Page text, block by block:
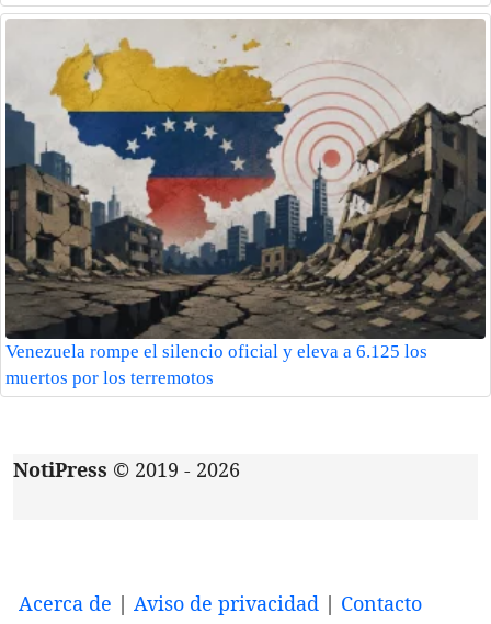
Venezuela rompe el silencio oficial y eleva a 6.125 los
muertos por los terremotos
NotiPress © 2019 - 2026
Acerca de | Aviso de privacidad | Contacto